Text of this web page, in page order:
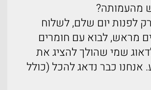
מהעמותה?
לפנות יום שלם, לשלוח
מראש, לבוא עם חומרים
שמי שהולך להציג את
אנחנו כבר נדאג להכל (כולל